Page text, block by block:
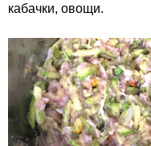
кабачки, овощи.